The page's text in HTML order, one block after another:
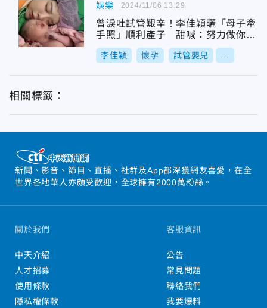
娛樂
曾淚吐試管艱辛！李佳穎曬「母子牽
手照」順利產子 甜喊：努力做你的
好媽媽
李佳穎 懷孕 試管嬰兒
2024/11/06 13:29
相關標籤：
新聞、影音、節目、直播、社群及App都深獲網友喜愛，在全
世界各地華人亦頗受歡迎，全球擁有2000萬粉絲。
關於我們
中天介紹
人才招募
使用條款
隱私權條款
客服資訊
公告
常見問題
聯絡我們
我要爆料